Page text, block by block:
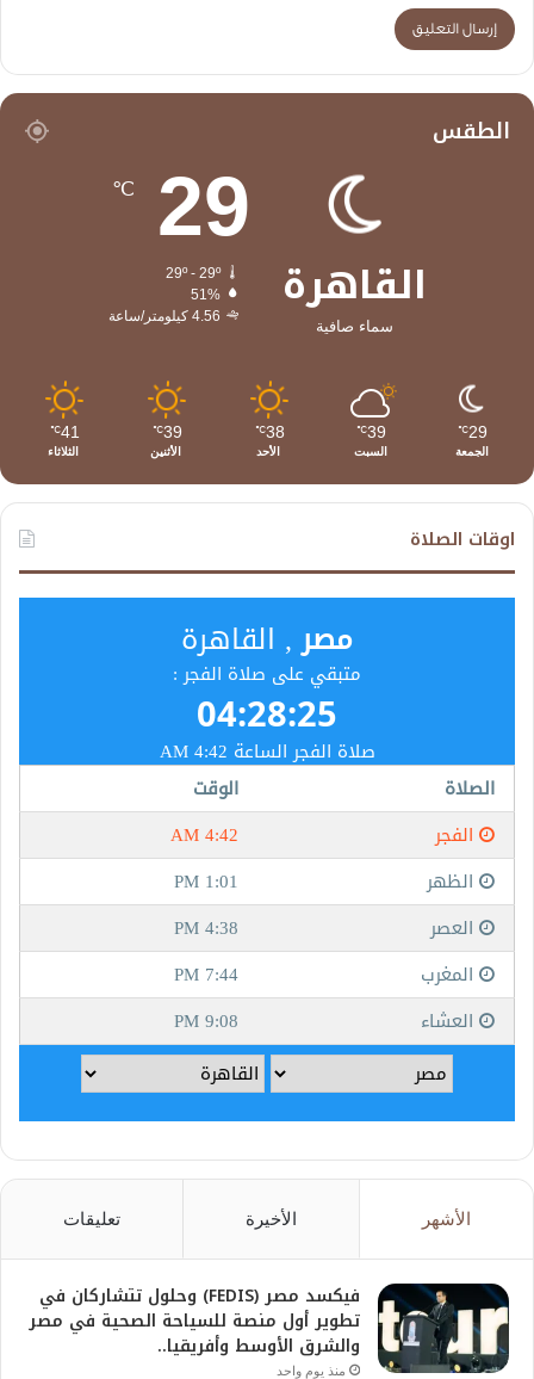
الطقس
القاهرة
سماء صافية
29
℃
29º - 29º
51%
4.56 كيلومتر/ساعة
29
℃
الجمعة
39
℃
السبت
38
℃
الأحد
39
℃
الأثنين
41
℃
الثلاثاء
اوقات الصلاة
الأشهر الأخيرة تعليقات
فيكسد مصر (FEDIS) وحلول تتشاركان في
تطوير أول منصة للسياحة الصحية في مصر
والشرق الأوسط وأفريقيا..
منذ يوم واحد